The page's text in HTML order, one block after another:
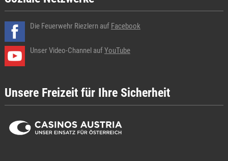
Die Feuerwehr Riezlern auf Facebook
Unser Video-Channel aufYouTube
Unsere Freizeit für Ihre Sicherheit